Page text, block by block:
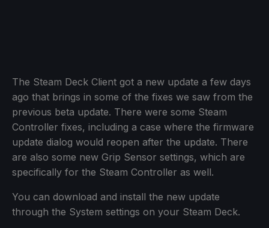
The Steam Deck Client got a new update a few days
ago that brings in some of the fixes we saw from the
previous beta update. There were some Steam
Controller fixes, including a case where the firmware
update dialog would reopen after the update. There
are also some new Grip Sensor settings, which are
specifically for the Steam Controller as well.
You can download and install the new update
through the System settings on your Steam Deck.